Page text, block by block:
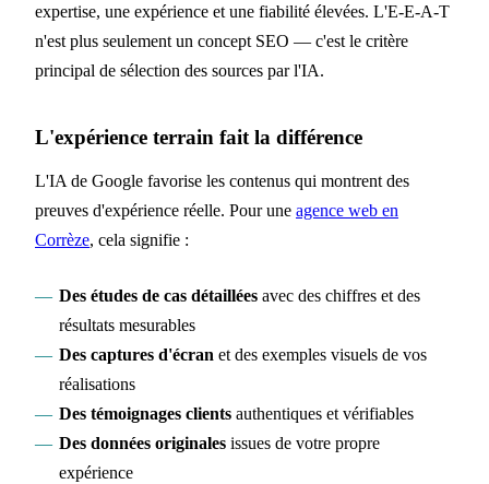
expertise, une expérience et une fiabilité élevées. L'E-E-A-T
n'est plus seulement un concept SEO — c'est le critère
principal de sélection des sources par l'IA.
L'expérience terrain fait la différence
L'IA de Google favorise les contenus qui montrent des
preuves d'expérience réelle. Pour une agence web en
Corrèze, cela signifie :
Des études de cas détailléesavec des chiffres et des
résultats mesurables
Des captures d'écranet des exemples visuels de vos
réalisations
Des témoignages clientsauthentiques et vérifiables
Des données originalesissues de votre propre
expérience